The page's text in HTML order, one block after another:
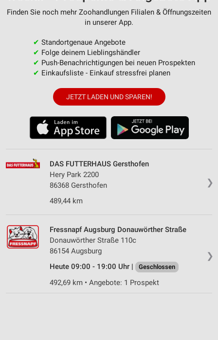
Finden Sie noch mehr Zoohandlungen Filialen & Öffnungszeiten
in unserer App.
✔ Standortgenaue Angebote
✔ Folge deinem Lieblingshändler
✔ Push-Benachrichtigungen bei neuen Prospekten
✔ Einkaufsliste - Einkauf stressfrei planen
JETZT LADEN UND SPAREN!
❯
DAS FUTTERHAUS Gersthofen
Hery Park 2200
86368 Gersthofen
489,44 km
❯
Fressnapf Augsburg Donauwörther Straße
Donauwörther Straße 110c
86154 Augsburg
Heute 09:00 - 19:00 Uhr |
Geschlossen
492,69 km • Angebote: 1 Prospekt